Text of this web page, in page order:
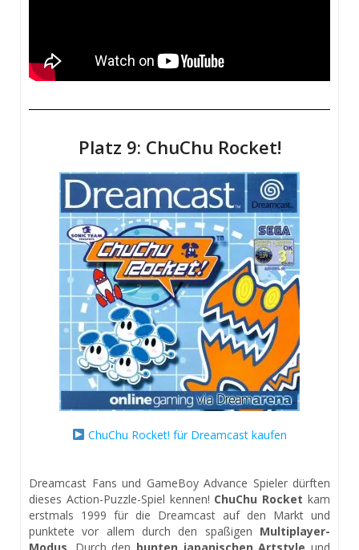
Platz 9: ChuChu Rocket!
ChuChu Rocket! für Dreamcast kaufen
Dreamcast Fans und GameBoy Advance Spieler dürften
dieses Action-Puzzle-Spiel kennen! ChuChu Rocket kam
erstmals 1999 für die Dreamcast auf den Markt und
punktete vor allem durch den spaßigen Multiplayer-